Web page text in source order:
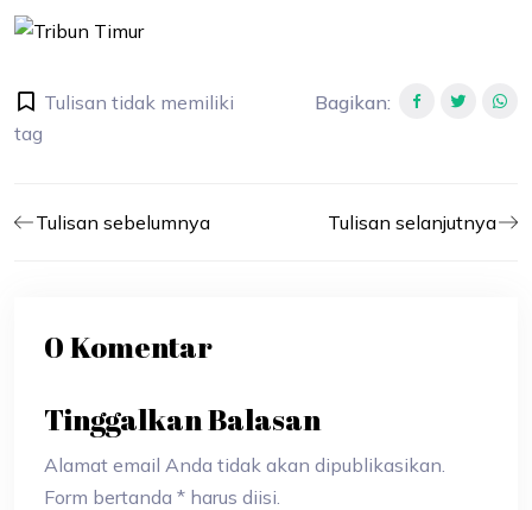
Tulisan tidak memiliki
tag
Bagikan:
Tulisan sebelumnya Tulisan selanjutnya
0 Komentar
Tinggalkan Balasan
Alamat email Anda tidak akan dipublikasikan.
Form bertanda * harus diisi.